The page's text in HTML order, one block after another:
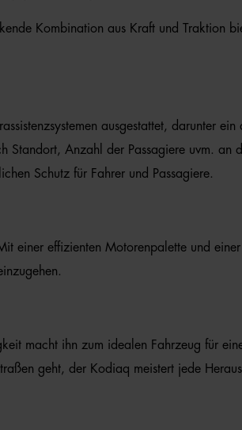
Kombination aus Kraft und Traktion
ausgestattet, darunter
Anzahl der Passagiere uvm. an
Schutz für Fahrer und Passagiere.
einer effizienten Motorenpalette und
macht ihn zum idealen Fahrzeug für
geht, der Kodiaq meistert jede